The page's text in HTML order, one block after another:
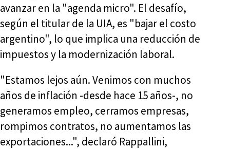
avanzar en la "agenda micro". El desafío,
según el titular de la UIA, es "bajar el costo
argentino", lo que implica una reducción de
impuestos y la modernización laboral.
"Estamos lejos aún. Venimos con muchos
años de inflación -desde hace 15 años-, no
generamos empleo, cerramos empresas,
rompimos contratos, no aumentamos las
exportaciones...", declaró Rappallini,